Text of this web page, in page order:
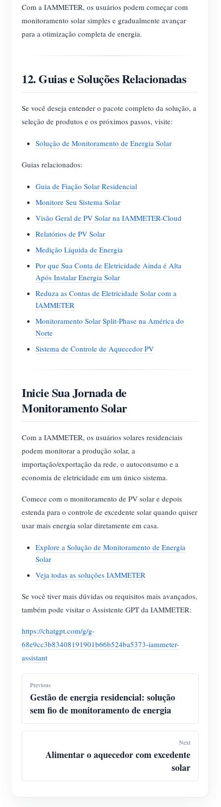
Com a IAMMETER, os usuários podem começar com
monitoramento solar simples e gradualmente avançar
para a otimização completa de energia.
12. Guias e Soluções Relacionadas
Se você deseja entender o pacote completo da solução, a
seleção de produtos e os próximos passos, visite:
Solução de Monitoramento de Energia Solar
Guias relacionados:
Guia de Fiação Solar Residencial
Monitore Seu Sistema Solar
Visão Geral de PV Solar na IAMMETER-Cloud
Relatórios de PV Solar
Medição Líquida de Energia
Por que Sua Conta de Eletricidade Ainda é Alta
Após Instalar Energia Solar
Reduza as Contas de Eletricidade Solar com a
IAMMETER
Monitoramento Solar Split-Phase na América do
Norte
Sistema de Controle de Aquecedor PV
Inicie Sua Jornada de
Monitoramento Solar
Com a IAMMETER, os usuários solares residenciais
podem monitorar a produção solar, a
importação/exportação da rede, o autoconsumo e a
economia de eletricidade em um único sistema.
Comece com o monitoramento de PV solar e depois
estenda para o controle de excedente solar quando quiser
usar mais energia solar diretamente em casa.
Explore a Solução de Monitoramento de Energia
Solar
Veja todas as soluções IAMMETER
Se você tiver mais dúvidas ou requisitos mais avançados,
também pode visitar o Assistente GPT da IAMMETER:
https://chatgpt.com/g/g-
68e9cc3b83408191901b66b524ba5373-iammeter-
assistant
Previous
Gestão de energia residencial: solução
sem fio de monitoramento de energia
Next
Alimentar o aquecedor com excedente
solar